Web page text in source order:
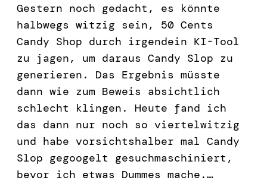
Gestern noch gedacht, es könnte
halbwegs witzig sein, 50 Cents
Candy Shop durch irgendein KI-Tool
zu jagen, um daraus Candy Slop zu
generieren. Das Ergebnis müsste
dann wie zum Beweis absichtlich
schlecht klingen. Heute fand ich
das dann nur noch so viertelwitzig
und habe vorsichtshalber mal Candy
Slop gegoogelt gesuchmaschiniert,
bevor ich etwas Dummes mache.…